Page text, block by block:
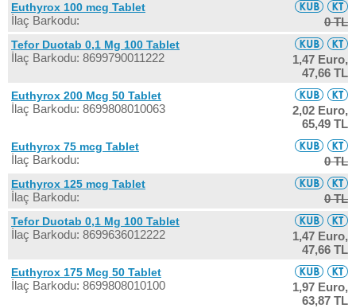
Euthyrox 100 mcg Tablet
İlaç Barkodu: 0 TL
Tefor Duotab 0,1 Mg 100 Tablet
İlaç Barkodu: 8699790011222
1,47 Euro,
47,66 TL
Euthyrox 200 Mcg 50 Tablet
İlaç Barkodu: 8699808010063
2,02 Euro,
65,49 TL
Euthyrox 75 mcg Tablet
İlaç Barkodu: 0 TL
Euthyrox 125 mcg Tablet
İlaç Barkodu: 0 TL
Tefor Duotab 0,1 Mg 100 Tablet
İlaç Barkodu: 8699636012222
1,47 Euro,
47,66 TL
Euthyrox 175 Mcg 50 Tablet
İlaç Barkodu: 8699808010100
1,97 Euro,
63,87 TL